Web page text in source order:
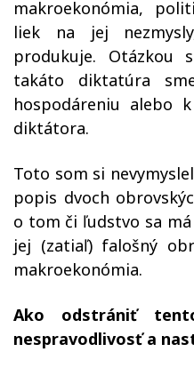
makroekonómia,
liek na jej
produkuje. Otázkou
takáto diktatúra
hospodáreniu alebo
diktátora.
Toto som si
popis dvoch
o tom či ľudstvo sa
jej (zatiaľ) falošný
makroekonómia.
Ako odstrániť
nespravodlivosť a